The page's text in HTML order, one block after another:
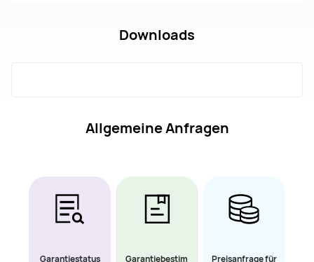
Downloads
Allgemeine Anfragen
Garantiestatus
Garantiebestim
Preisanfrage für